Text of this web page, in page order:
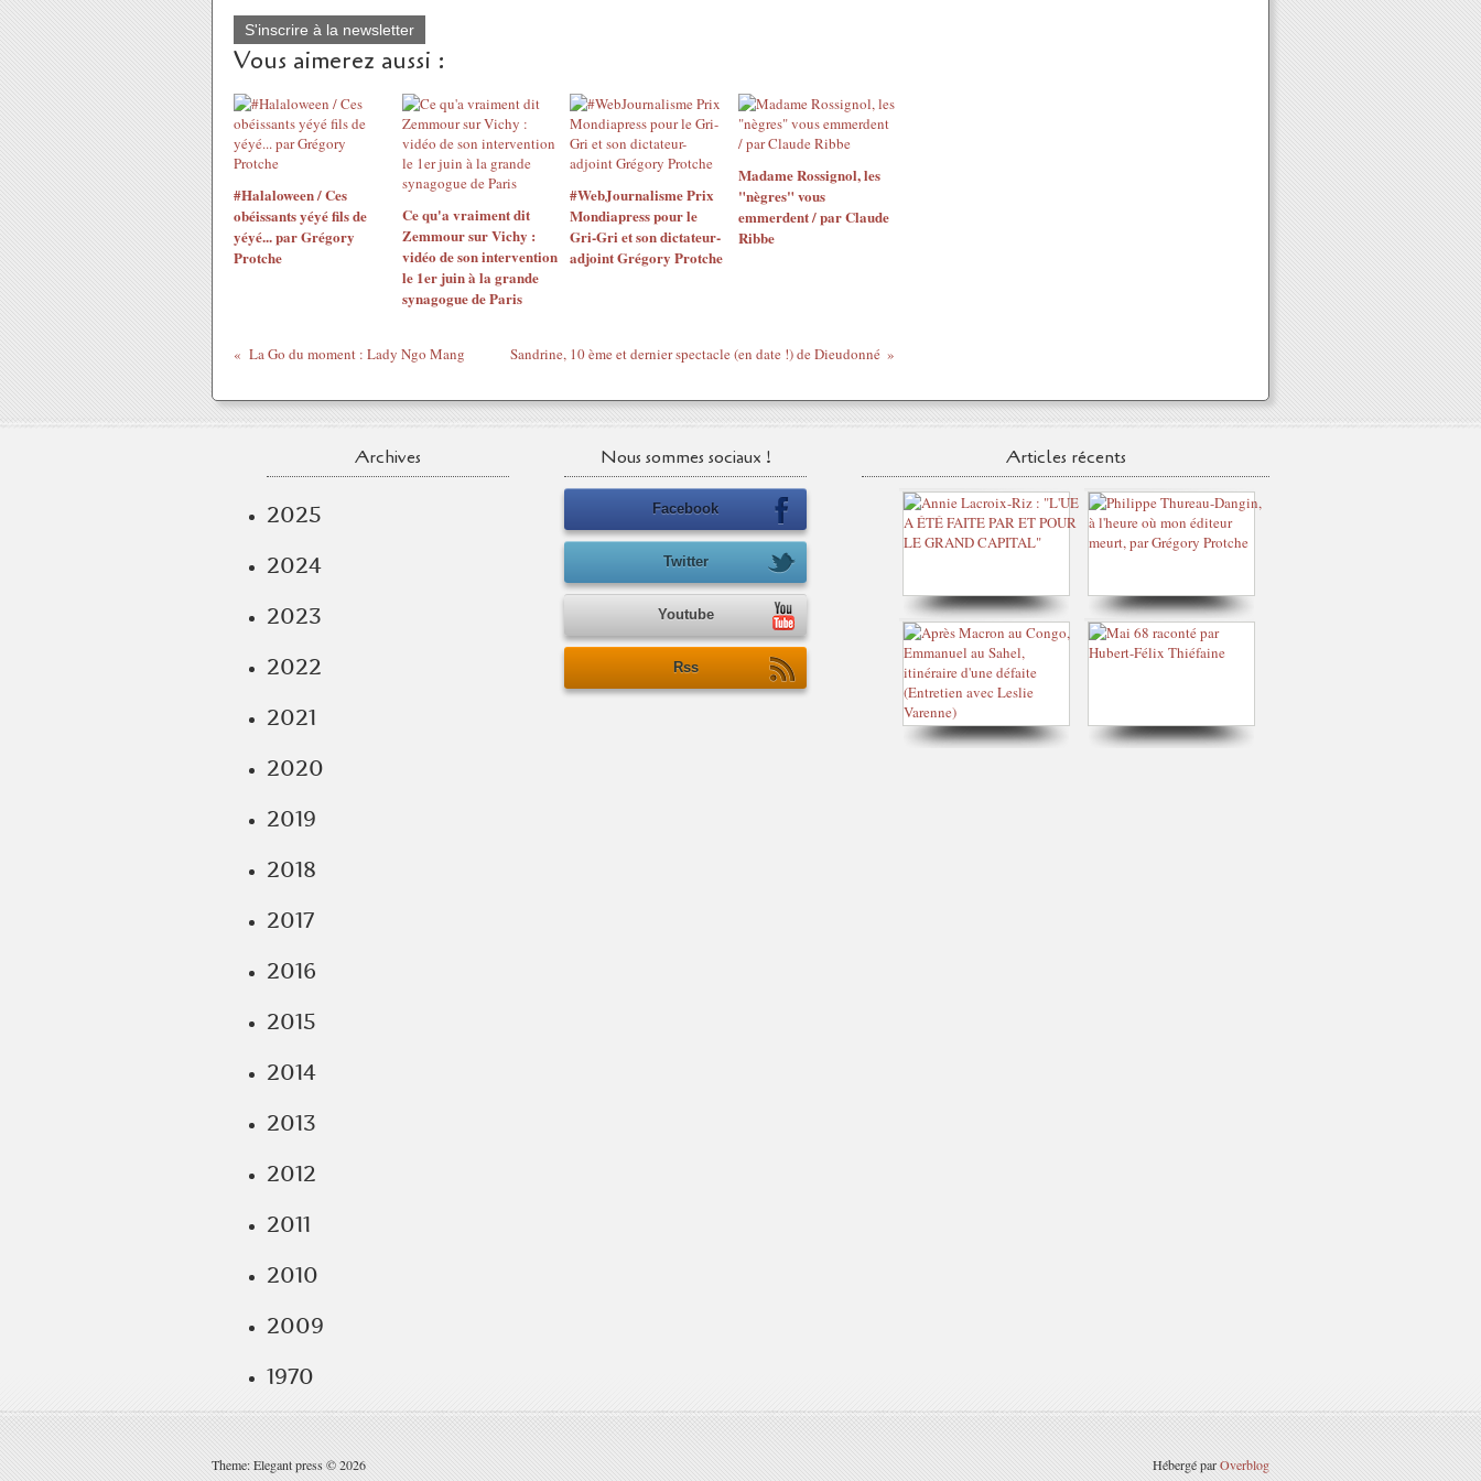
S'inscrire à la newsletter
Vous aimerez aussi :
#Halaloween / Ces
obéissants yéyé fils de
yéyé... par Grégory
Protche
Ce qu'a vraiment dit
Zemmour sur Vichy :
vidéo de son intervention
le 1er juin à la grande
synagogue de Paris
#WebJournalisme Prix
Mondiapress pour le
Gri-Gri et son dictateur-
adjoint Grégory Protche
Madame Rossignol, les
"nègres" vous
emmerdent / par Claude
Ribbe
La Go du moment : Lady Ngo Mang Sandrine, 10 ème et dernier spectacle (en date !) de Dieudonné
Archives
2025
2024
2023
2022
2021
2020
2019
2018
2017
2016
2015
2014
2013
2012
2011
2010
2009
1970
Nous sommes sociaux !
Facebook
Twitter
Youtube
Rss
Articles récents
Theme: Elegant press © 2026 Hébergé parOverblog